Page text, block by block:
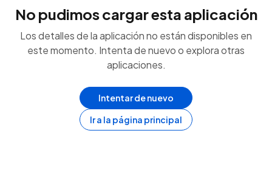
No pudimos cargar esta aplicación
Los detalles de la aplicación no están disponibles en
este momento. Intenta de nuevo o explora otras
aplicaciones.
Intentar de nuevo
Ir a la página principal